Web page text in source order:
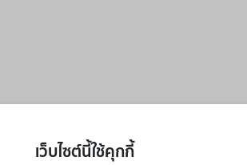
เว็บไซต์นี้ใช้คุกกี้